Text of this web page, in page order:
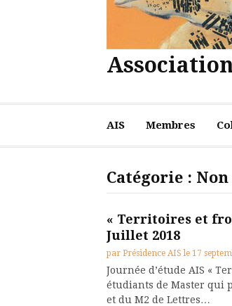
AIS Membres
Catégorie : Non
« Territoires et
Juillet 2018
par Présidence AIS le 17
Journée d’étude AIS «
étudiants de Master qui
et du M2 de Lettres…